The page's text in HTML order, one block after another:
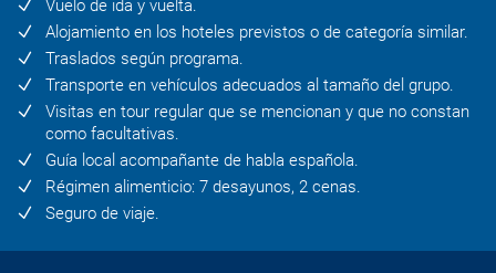
Vuelo de ida y vuelta.
Alojamiento en los hoteles previstos o de categoría similar.
Traslados según programa.
Transporte en vehículos adecuados al tamaño del grupo.
Visitas en tour regular que se mencionan y que no constan
como facultativas.
Guía local acompañante de habla española.
Régimen alimenticio: 7 desayunos, 2 cenas.
Seguro de viaje.